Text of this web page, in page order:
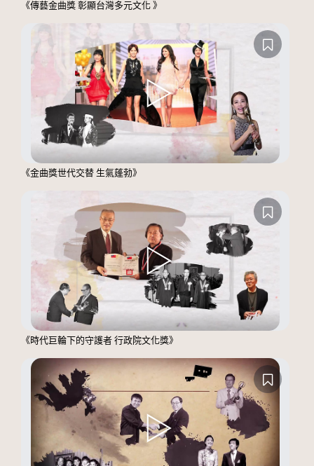
《傳藝金曲獎 彰顯台灣多元文化 》
《金曲獎世代交替 生氣蓬勃》
《時代巨輪下的守護者 行政院文化獎》